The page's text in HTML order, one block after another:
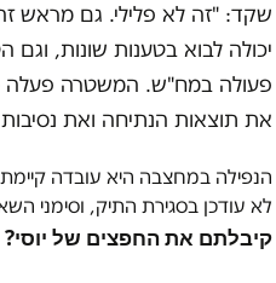
שקד: "זה לא פלילי. גם מראש
יכולה לבוא בטענות שונות,
פעולה במח"ש. המשטרה
את תוצאות הנתיחה ואת
הנפילה במחצבה היא עובדה
לא עודכן בסגירת התיק, וסימני
קיבלתם את החפצים של יוסי?